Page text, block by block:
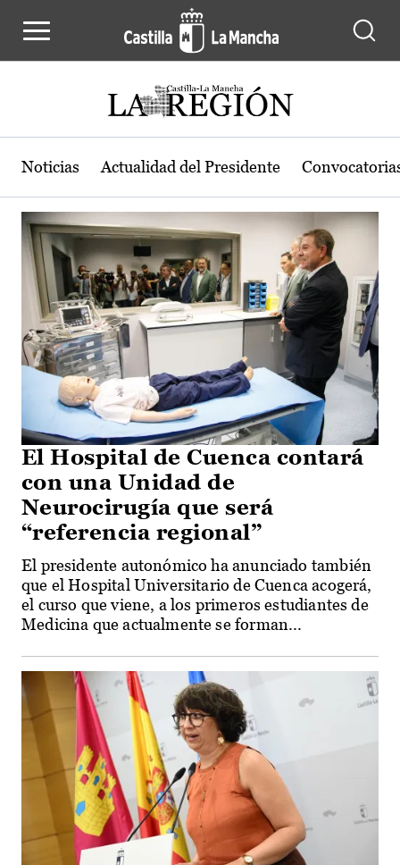
Actualidad de la región de Castilla-
Noticias Actualidad del Presidente
El Hospital de Cuenca contará
con una Unidad de
Neurocirugía que será
“referencia regional”
El presidente autonómico ha anunciado también
que el Hospital Universitario de Cuenca acogerá,
el curso que viene, a los primeros estudiantes de
Medicina que actualmente se forman...